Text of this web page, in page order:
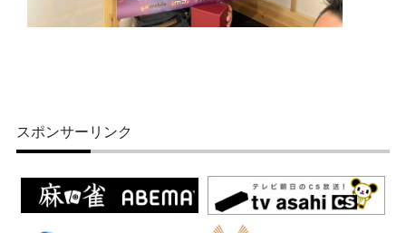
スポンサーリンク